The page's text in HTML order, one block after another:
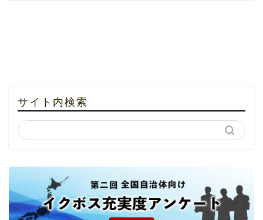
サイト内検索